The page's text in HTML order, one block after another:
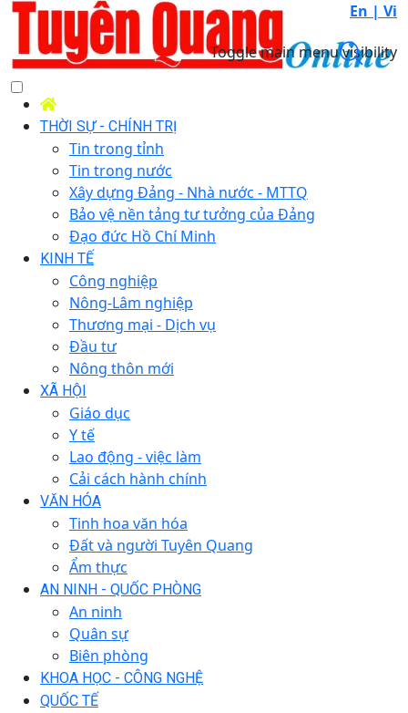
En | Vi
Toggle main menu visibility
THỜI SỰ - CHÍNH TRỊ
Tin trong tỉnh
Tin trong nước
Xây dựng Đảng - Nhà nước - MTTQ
Bảo vệ nền tảng tư tưởng của Đảng
Đạo đức Hồ Chí Minh
KINH TẾ
Công nghiệp
Nông-Lâm nghiệp
Thương mại - Dịch vụ
Đầu tư
Nông thôn mới
XÃ HỘI
Giáo dục
Y tế
Lao động - việc làm
Cải cách hành chính
VĂN HÓA
Tinh hoa văn hóa
Đất và người Tuyên Quang
Ẩm thực
AN NINH - QUỐC PHÒNG
An ninh
Quân sự
Biên phòng
KHOA HỌC - CÔNG NGHỆ
QUỐC TẾ